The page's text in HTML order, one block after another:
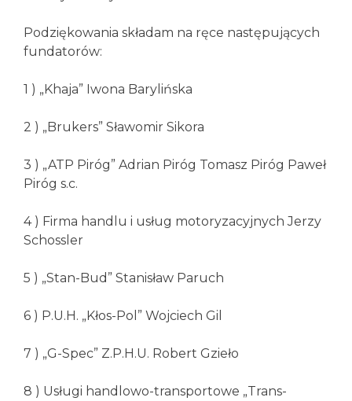
Podziękowania składam na ręce następujących
fundatorów:
1 ) „Khaja” Iwona Barylińska
2 ) „Brukers” Sławomir Sikora
3 ) „ATP Piróg” Adrian Piróg Tomasz Piróg Paweł
Piróg s.c.
4 ) Firma handlu i usług motoryzacyjnych Jerzy
Schossler
5 ) „Stan-Bud” Stanisław Paruch
6 ) P.U.H. „Kłos-Pol” Wojciech Gil
7 ) „G-Spec” Z.P.H.U. Robert Gzieło
8 ) Usługi handlowo-transportowe „Trans-